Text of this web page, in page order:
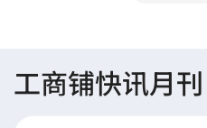
工商铺快讯月刊